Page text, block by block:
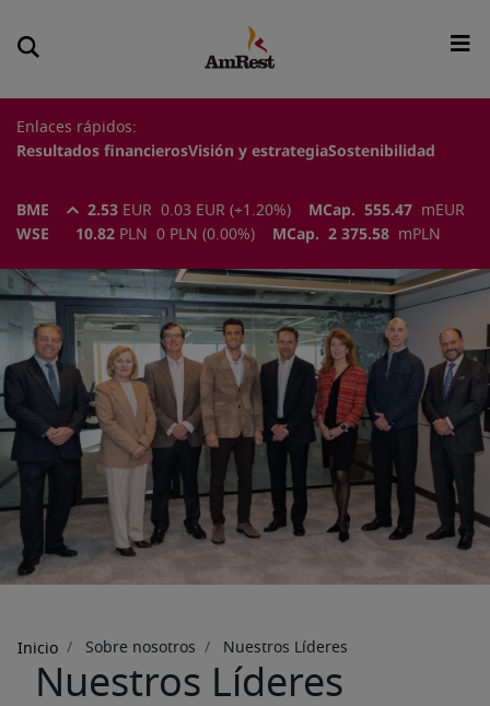
Enlaces rápidos:
Resultados financierosVisión y estrategiaSostenibilidad
BME 2.53 EUR 0.03 EUR (+1.20%) MCap. 555.47 m EUR
WSE
10.82 PLN 0 PLN (0.00%) MCap. 2 375.58 m PLN
Sobrescribir
enlaces
Inicio Sobre nosotros Nuestros Líderes
Nuestros Líderes